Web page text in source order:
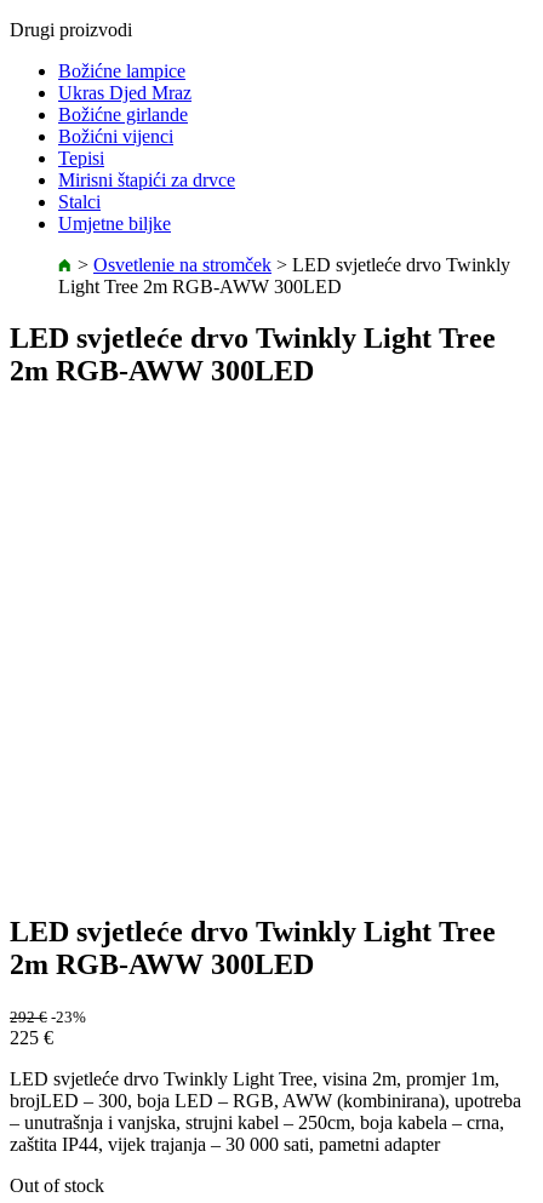
Drugi proizvodi
Božićne lampice
Ukras Djed Mraz
Božićne girlande
Božićni vijenci
Tepisi
Mirisni štapići za drvce
Stalci
Umjetne biljke
> Osvetlenie na stromček > LED svjetleće drvo Twinkly
Light Tree 2m RGB-AWW 300LED
LED svjetleće drvo Twinkly Light Tree
2m RGB-AWW 300LED
LED svjetleće drvo Twinkly Light Tree
2m RGB-AWW 300LED
292€ -23%
225 €
LED svjetleće drvo Twinkly Light Tree, visina 2m, promjer 1m,
brojLED – 300, boja LED – RGB, AWW (kombinirana), upotreba
– unutrašnja i vanjska, strujni kabel – 250cm, boja kabela – crna,
zaštita IP44, vijek trajanja – 30 000 sati, pametni adapter
Out of stock